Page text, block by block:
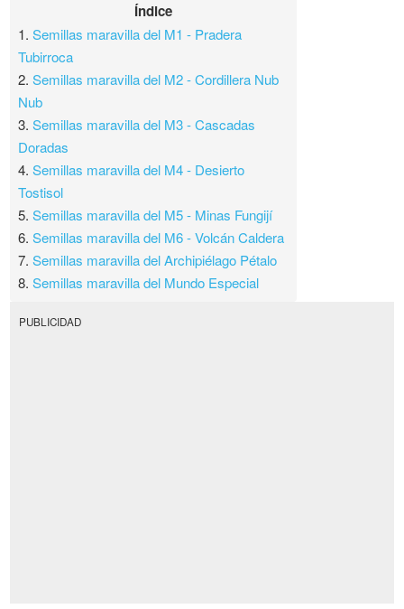
Índice
1.Semillas maravilla del M1 - Pradera
Tubirroca
2.Semillas maravilla del M2 - Cordillera Nub
Nub
3.Semillas maravilla del M3 - Cascadas
Doradas
4.Semillas maravilla del M4 - Desierto
Tostisol
5.Semillas maravilla del M5 - Minas Fungijí
6.Semillas maravilla del M6 - Volcán Caldera
7.Semillas maravilla del Archipiélago Pétalo
8.Semillas maravilla del Mundo Especial
PUBLICIDAD